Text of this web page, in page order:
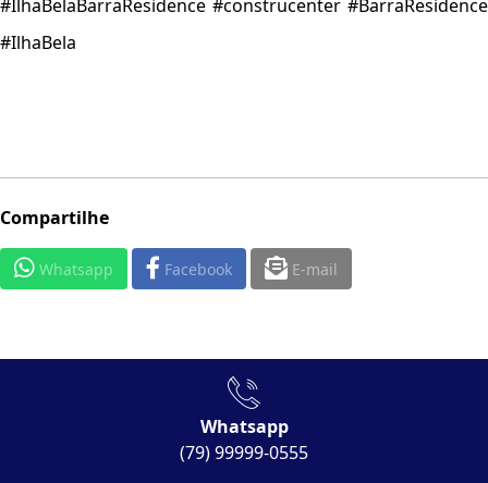
#IlhaBelaBarraResidence #construcenter #BarraResidence
#IlhaBela
Compartilhe
Whatsapp
Whatsapp
(79) 99999-0555